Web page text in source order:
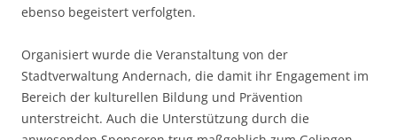
ebenso begeistert verfolgten.
Organisiert wurde die Veranstaltung von der
Stadtverwaltung Andernach, die damit ihr Engagement im
Bereich der kulturellen Bildung und Prävention
unterstreicht. Auch die Unterstützung durch die